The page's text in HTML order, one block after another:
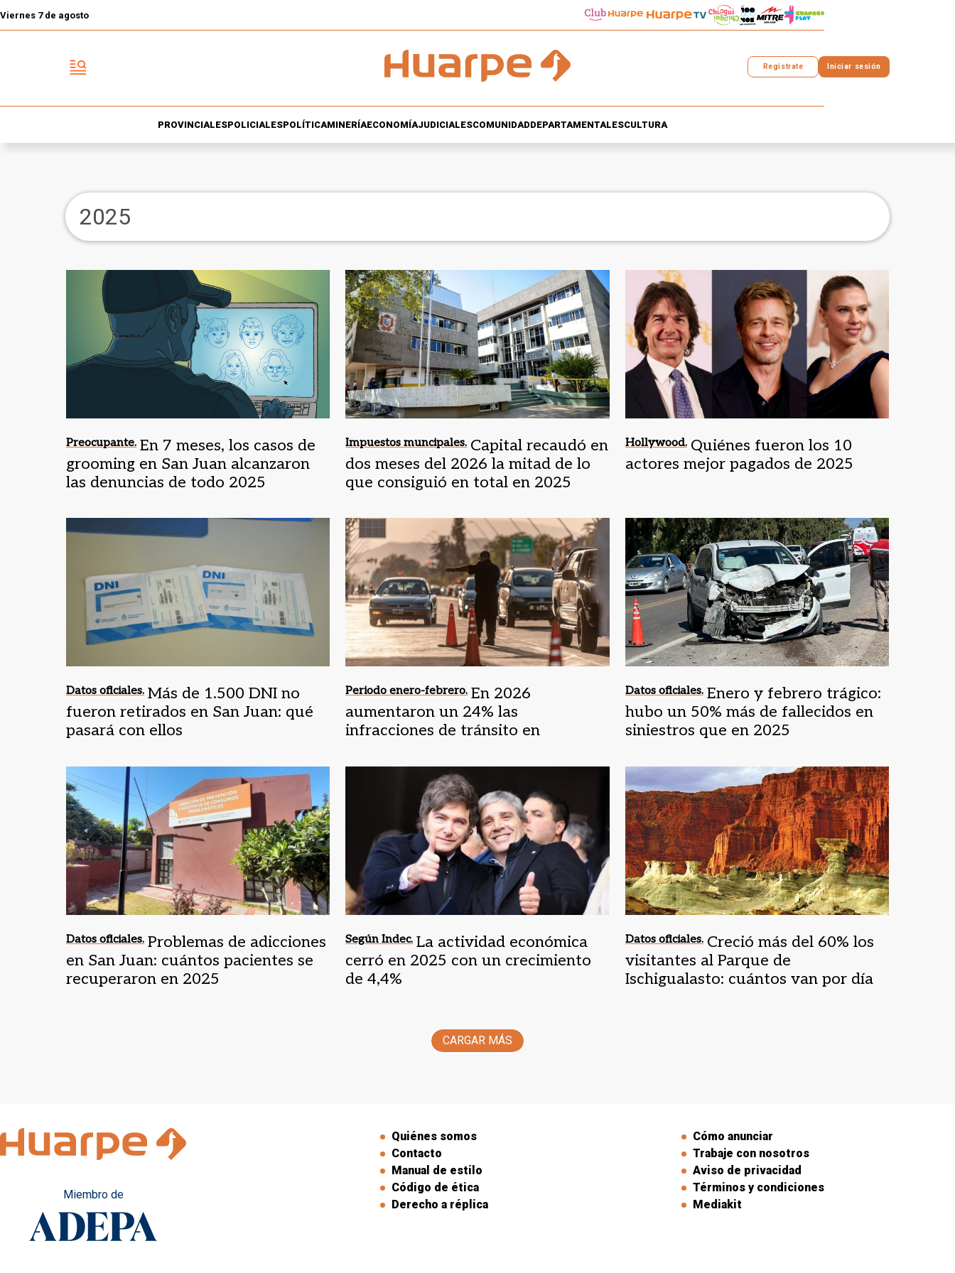
Viernes 7 de agosto
Registrate Iniciar sesión
PROVINCIALESPOLICIALESPOLÍTICAMINERÍAECONOMÍAJUDICIALESCOMUNIDADDEPARTAMENTALESCULTURA
2025
Preocupante. En 7 meses, los casos de
grooming en San Juan alcanzaron
las denuncias de todo 2025
Impuestos muncipales. Capital recaudó en
dos meses del 2026 la mitad de lo
que consiguió en total en 2025
Hollywood. Quiénes fueron los 10
actores mejor pagados de 2025
Datos oficiales. Más de 1.500 DNI no
fueron retirados en San Juan: qué
pasará con ellos
Periodo enero-febrero. En 2026
aumentaron un 24% las
infracciones de tránsito en
Datos oficiales. Enero y febrero trágico:
hubo un 50% más de fallecidos en
siniestros que en 2025
Datos oficiales. Problemas de adicciones
en San Juan: cuántos pacientes se
recuperaron en 2025
Según Indec. La actividad económica
cerró en 2025 con un crecimiento
de 4,4%
Datos oficiales. Creció más del 60% los
visitantes al Parque de
Ischigualasto: cuántos van por día
CARGAR MÁS
Miembro de
Quiénes somos
Contacto
Manual de estilo
Código de ética
Derecho a réplica
Cómo anunciar
Trabaje con nosotros
Aviso de privacidad
Términos y condiciones
Mediakit